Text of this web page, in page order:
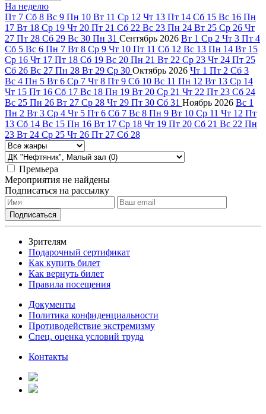
На неделю
Пт 7 Сб 8 Вс 9 Пн 10 Вт 11 Ср 12 Чт 13 Пт 14 Сб 15 Вс 16 Пн
17 Вт 18 Ср 19 Чт 20 Пт 21 Сб 22 Вс 23 Пн 24 Вт 25 Ср 26 Чт
27 Пт 28 Сб 29 Вс 30 Пн 31 Сентябрь 2026 Вт 1 Ср 2 Чт 3 Пт 4
Сб 5 Вс 6 Пн 7 Вт 8 Ср 9 Чт 10 Пт 11 Сб 12 Вс 13 Пн 14 Вт 15
Ср 16 Чт 17 Пт 18 Сб 19 Вс 20 Пн 21 Вт 22 Ср 23 Чт 24 Пт 25
Сб 26 Вс 27 Пн 28 Вт 29 Ср 30 Октябрь 2026 Чт 1 Пт 2 Сб 3
Вс 4 Пн 5 Вт 6 Ср 7 Чт 8 Пт 9 Сб 10 Вс 11 Пн 12 Вт 13 Ср 14
Чт 15 Пт 16 Сб 17 Вс 18 Пн 19 Вт 20 Ср 21 Чт 22 Пт 23 Сб 24
Вс 25 Пн 26 Вт 27 Ср 28 Чт 29 Пт 30 Сб 31 Ноябрь 2026 Вс 1
Пн 2 Вт 3 Ср 4 Чт 5 Пт 6 Сб 7 Вс 8 Пн 9 Вт 10 Ср 11 Чт 12 Пт
13 Сб 14 Вс 15 Пн 16 Вт 17 Ср 18 Чт 19 Пт 20 Сб 21 Вс 22 Пн
23 Вт 24 Ср 25 Чт 26 Пт 27 Сб 28
Премьера
Мероприятия не найдены
Подписаться на рассылку
Зрителям
Подарочный сертификат
Как купить билет
Как вернуть билет
Правила посещения
Документы
Политика конфиденциальности
Противодействие экстремизму
Спец. оценка условий труда
Контакты